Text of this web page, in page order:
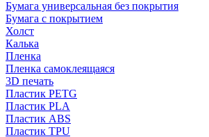
Бумага универсальная без покрытия
Бумага с покрытием
Холст
Калька
Пленка
Пленка самоклеящаяся
3D печать
Пластик PETG
Пластик PLA
Пластик ABS
Пластик TPU